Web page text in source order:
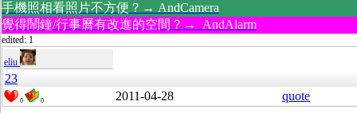
手機照相看照片不方便？→ AndCamera
覺得鬧鐘/行事曆有改進的空間？→ AndAlarm
edited: 1
eliu
23
0 0 2011-04-28 quote